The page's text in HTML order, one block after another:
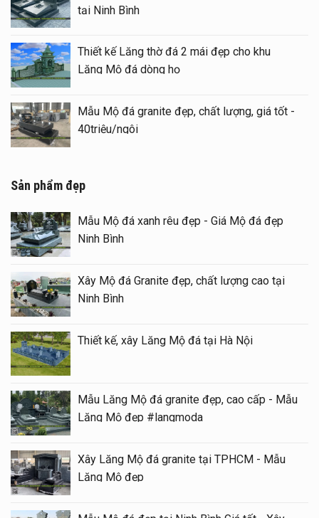
tại Ninh Bình
Thiết kế Lăng thờ đá 2 mái đẹp cho khu
Lăng Mộ đá dòng họ
Mẫu Mộ đá granite đẹp, chất lượng, giá tốt -
40triệu/ngôi
Sản phẩm đẹp
Mẫu Mộ đá xanh rêu đẹp - Giá Mộ đá đẹp
Ninh Bình
Xây Mộ đá Granite đẹp, chất lượng cao tại
Ninh Bình
Thiết kế, xây Lăng Mộ đá tại Hà Nội
Mẫu Lăng Mộ đá granite đẹp, cao cấp - Mẫu
Lăng Mộ đẹp #langmoda
Xây Lăng Mộ đá granite tại TPHCM - Mẫu
Lăng Mộ đẹp